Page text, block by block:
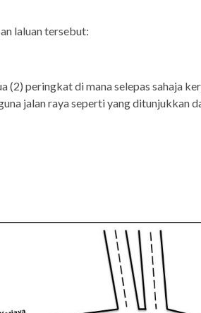
laluan tersebut:
(2) peringkat di mana selepas sahaja
jalan raya seperti yang ditunjukkan